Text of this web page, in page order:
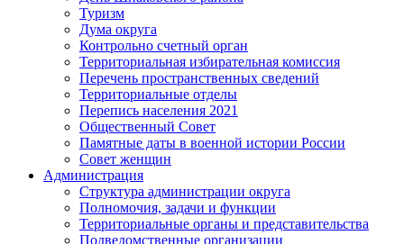
Туризм
Дума округа
Контрольно счетный орган
Территориальная избирательная комиссия
Перечень пространственных сведений
Территориальные отделы
Перепись населения 2021
Общественный Совет
Памятные даты в военной истории России
Совет женщин
Администрация
Структура администрации округа
Полномочия, задачи и функции
Территориальные органы и представительства
Подведомственные организации